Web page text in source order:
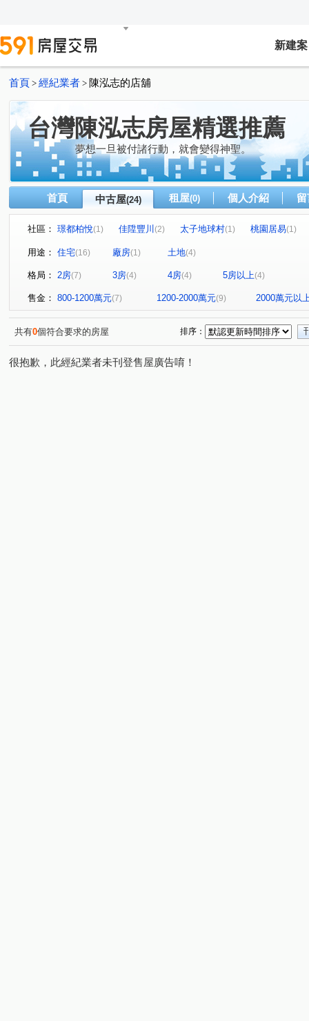
新建案
首頁 > 經紀業者 > 陳泓志的店舖
台灣陳泓志房屋精選推薦
夢想一旦被付諸行動，就會變得神聖。
首頁 中古屋(24) 租屋(0) 個人介紹
社區： 璟都柏悅(1) 佳陞豐川 (2) 太子地球村(1) 桃園居易(1)
竹城大阪 中悅花園廣場 (1)
南美街
中山路 中華路(1) 崁頭厝段(1)
吉林路(1) 六福路 奉化路(1) 南崁路一段(2)
南山
南竹路四段(1) 中正路(1) 油管路一段(2)
用途： 住宅(16) 廠房(1) 土地(4)
格局： 2房(7) 3房(4) 4房(4) 5房以上(4)
售金： 800-1200萬元(7) 1200-2000萬元(9) 2000萬元以
共有0個符合要求的房屋 排序：
很抱歉，此經紀業者未刊登售屋廣告唷！